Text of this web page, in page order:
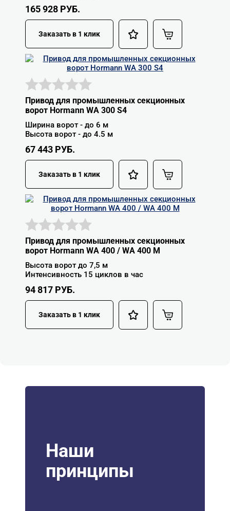
165 928 РУБ.
Заказать в 1 клик
Привод для промышленных секционных
ворот Hormann WA 300 S4
Ширина ворот - до 6 м
Высота ворот - до 4.5 м
67 443 РУБ.
Заказать в 1 клик
Привод для промышленных секционных
ворот Hormann WA 400 / WA 400 M
Высота ворот до 7,5 м
Интенсивность 15 циклов в час
94 817 РУБ.
Заказать в 1 клик
Наши
принципы